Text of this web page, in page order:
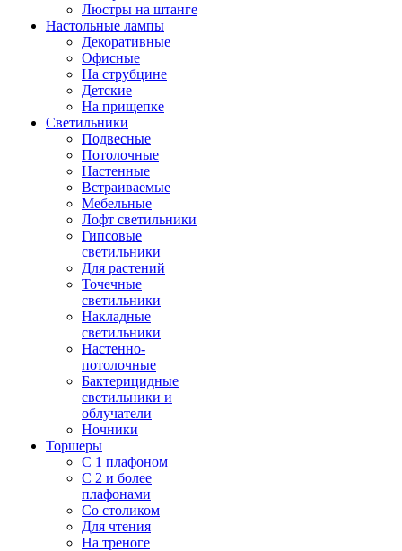
Люстры на штанге
Настольные лампы
Декоративные
Офисные
На струбцине
Детские
На прищепке
Светильники
Подвесные
Потолочные
Настенные
Встраиваемые
Мебельные
Лофт светильники
Гипсовые
светильники
Для растений
Точечные
светильники
Накладные
светильники
Настенно-
потолочные
Бактерицидные
светильники и
облучатели
Ночники
Торшеры
С 1 плафоном
С 2 и более
плафонами
Со столиком
Для чтения
На треноге